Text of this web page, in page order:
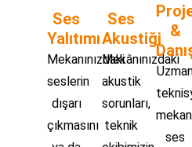
Ses
Yalıtımı
Mekanınızdaki
seslerin
dışarı
çıkmasını
Ses
Akustiği
Mekânınızdaki
akustik
sorunları,
teknik
&
ses